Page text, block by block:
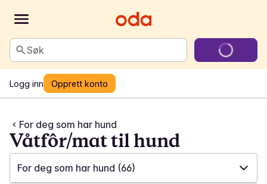
Søk
Logg inn Opprett konto
For deg som har hund
Våtfôr/mat til hund
For deg som har hund (66)